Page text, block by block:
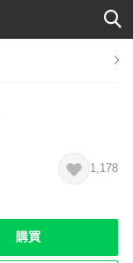
1,178
購買